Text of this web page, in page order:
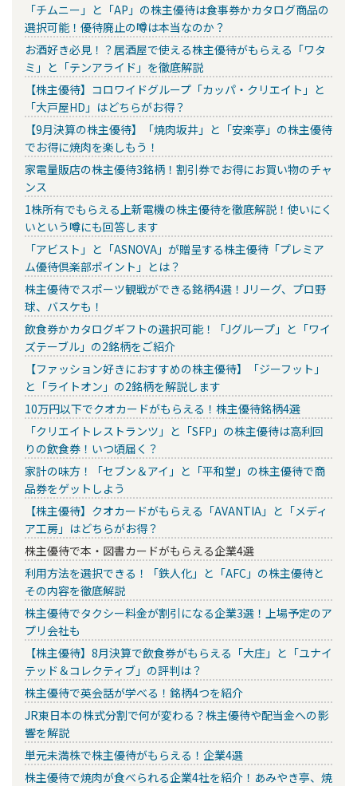
「チムニー」と「AP」の株主優待は食事券かカタログ商品の
選択可能！優待廃止の噂は本当なのか？
お酒好き必見！？居酒屋で使える株主優待がもらえる「ワタ
ミ」と「テンアライド」を徹底解説
【株主優待】コロワイドグループ「カッパ・クリエイト」と
「大戸屋HD」はどちらがお得？
【9月決算の株主優待】「焼肉坂井」と「安楽亭」の株主優待
でお得に焼肉を楽しもう！
家電量販店の株主優待3銘柄！割引券でお得にお買い物のチャ
ンス
1株所有でもらえる上新電機の株主優待を徹底解説！使いにく
いという噂にも回答します
「アビスト」と「ASNOVA」が贈呈する株主優待「プレミア
ム優待倶楽部ポイント」とは？
株主優待でスポーツ観戦ができる銘柄4選！Jリーグ、プロ野
球、バスケも！
飲食券かカタログギフトの選択可能！「Jグループ」と「ワイ
ズテーブル」の2銘柄をご紹介
【ファッション好きにおすすめの株主優待】「ジーフット」
と「ライトオン」の2銘柄を解説します
10万円以下でクオカードがもらえる！株主優待銘柄4選
「クリエイトレストランツ」と「SFP」の株主優待は高利回
りの飲食券！いつ頃届く？
家計の味方！「セブン＆アイ」と「平和堂」の株主優待で商
品券をゲットしよう
【株主優待】クオカードがもらえる「AVANTIA」と「メディ
ア工房」はどちらがお得？
株主優待で本・図書カードがもらえる企業4選
利用方法を選択できる！「鉄人化」と「AFC」の株主優待と
その内容を徹底解説
株主優待でタクシー料金が割引になる企業3選！上場予定のア
プリ会社も
【株主優待】8月決算で飲食券がもらえる「大庄」と「ユナイ
テッド＆コレクティブ」の評判は？
株主優待で英会話が学べる！銘柄4つを紹介
JR東日本の株式分割で何が変わる？株主優待や配当金への影
響を解説
単元未満株で株主優待がもらえる！企業4選
株主優待で焼肉が食べられる企業4社を紹介！あみやき亭、焼